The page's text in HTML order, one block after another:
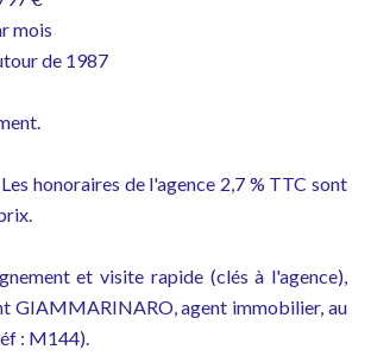
mois
de 1987
honoraires de l'agence 2,7 % TTC sont
et visite rapide (clés à l'agence),
GIAMMARINARO, agent immobilier, au
: M144).